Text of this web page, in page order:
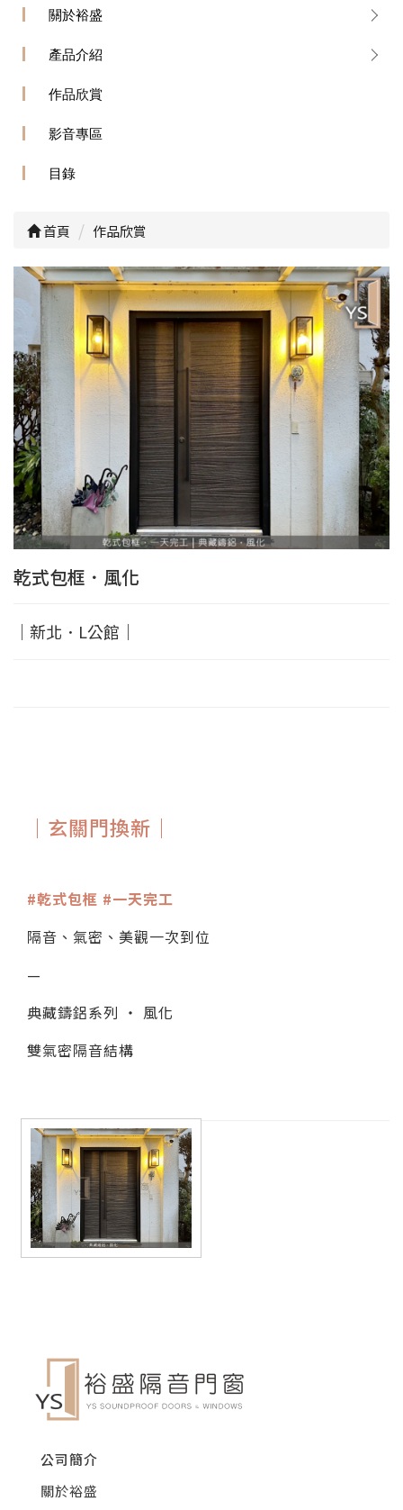
關於裕盛
產品介紹
作品欣賞
影音專區
目錄
首頁 作品欣賞
乾式包框．風化
｜新北．L公館｜
｜玄關門換新｜
#乾式包框 #一天完工
隔音、氣密、美觀一次到位
—
典藏鑄鋁系列 ‧ 風化
雙氣密隔音結構
公司簡介
關於裕盛